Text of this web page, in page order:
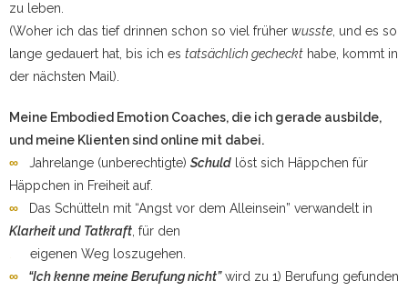
zu leben.
(Woher ich das tief drinnen schon so viel früher wusste , und es so
lange gedauert hat, bis ich es tatsächlich gecheckt habe, kommt in
der nächsten Mail).
Meine Embodied Emotion Coaches, die ich gerade ausbilde,
und meine Klienten sind online mit dabei.
∞ Jahrelange (unberechtigte) Schuld löst sich Häppchen für
Häppchen in Freiheit auf.
∞ Das Schütteln mit “Angst vor dem Alleinsein” verwandelt in
Klarheit und Tatkraft , für den
eigenen Weg loszugehen.
∞
“Ich kenne meine Berufung nicht”wird zu 1) Berufung gefunden